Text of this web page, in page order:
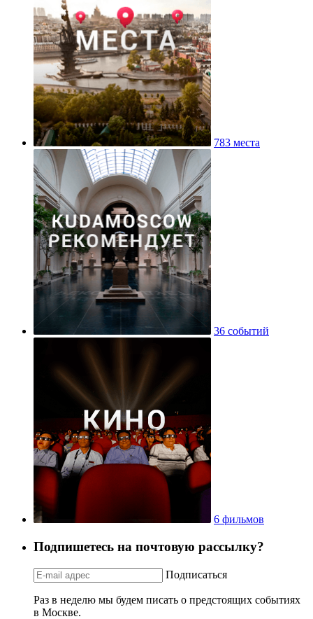
783 места
36 событий
6 фильмов
Подпишетесь на почтовую рассылку?
Подписаться
Раз в неделю мы будем писать о предстоящих событиях
в Москве.